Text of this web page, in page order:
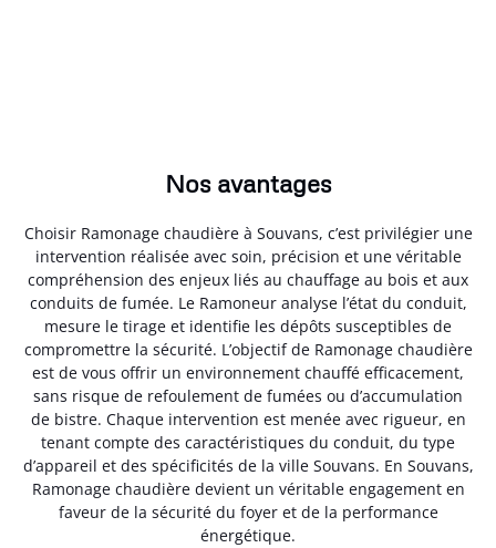
Nos avantages
Choisir Ramonage chaudière à Souvans, c’est privilégier une
intervention réalisée avec soin, précision et une véritable
compréhension des enjeux liés au chauffage au bois et aux
conduits de fumée. Le Ramoneur analyse l’état du conduit,
mesure le tirage et identifie les dépôts susceptibles de
compromettre la sécurité. L’objectif de Ramonage chaudière
est de vous offrir un environnement chauffé efficacement,
sans risque de refoulement de fumées ou d’accumulation
de bistre. Chaque intervention est menée avec rigueur, en
tenant compte des caractéristiques du conduit, du type
d’appareil et des spécificités de la ville Souvans. En Souvans,
Ramonage chaudière devient un véritable engagement en
faveur de la sécurité du foyer et de la performance
énergétique.